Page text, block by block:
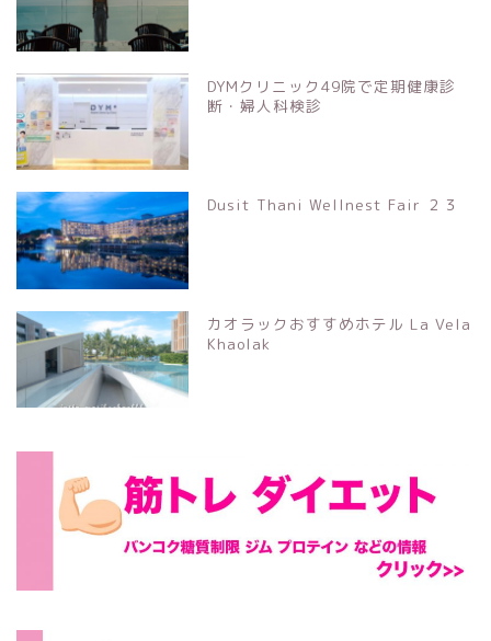
DYMクリニック49院で定期健康診
断・婦人科検診
Dusit Thani Wellnest Fair ２３
カオラックおすすめホテル La Vela
Khaolak